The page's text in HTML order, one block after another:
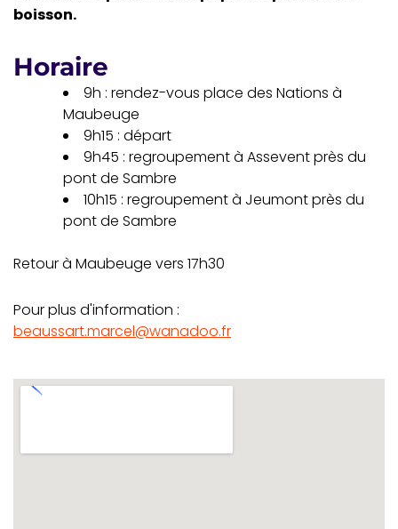
boisson.
Horaire
9h : rendez-vous place des Nations à
Maubeuge
9h15 : départ
9h45 : regroupement à Assevent près du
pont de Sambre
10h15 : regroupement à Jeumont près du
pont de Sambre
Retour à Maubeuge vers 17h30
Pour plus d'information :
beaussart.marcel@wanadoo.fr